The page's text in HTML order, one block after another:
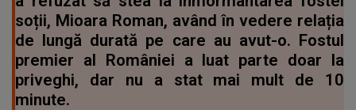
soții, Mioara Roman, având în vedere relația
de lungă durată pe care au avut-o. Fostul
premier al României a luat parte doar la
priveghi, dar nu a stat mai mult de 10
minute.